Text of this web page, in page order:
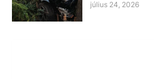
július 24, 2026